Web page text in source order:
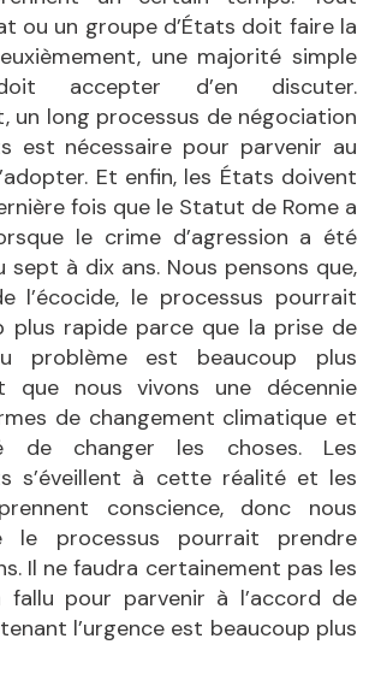
ou un groupe d’États doit faire la
une majorité simple
accepter d’en discuter.
un long processus de négociation
est nécessaire pour parvenir au
Et enfin, les États doivent
fois que le Statut de Rome a
le crime d’agression a été
sept à dix ans. Nous pensons que,
l’écocide, le processus pourrait
plus rapide parce que la prise de
problème est beaucoup plus
que nous vivons une décennie
de changement climatique et
de changer les choses. Les
s’éveillent à cette réalité et les
conscience, donc nous
le processus pourrait prendre
Il ne faudra certainement pas les
fallu pour parvenir à l’accord de
l’urgence est beaucoup plus